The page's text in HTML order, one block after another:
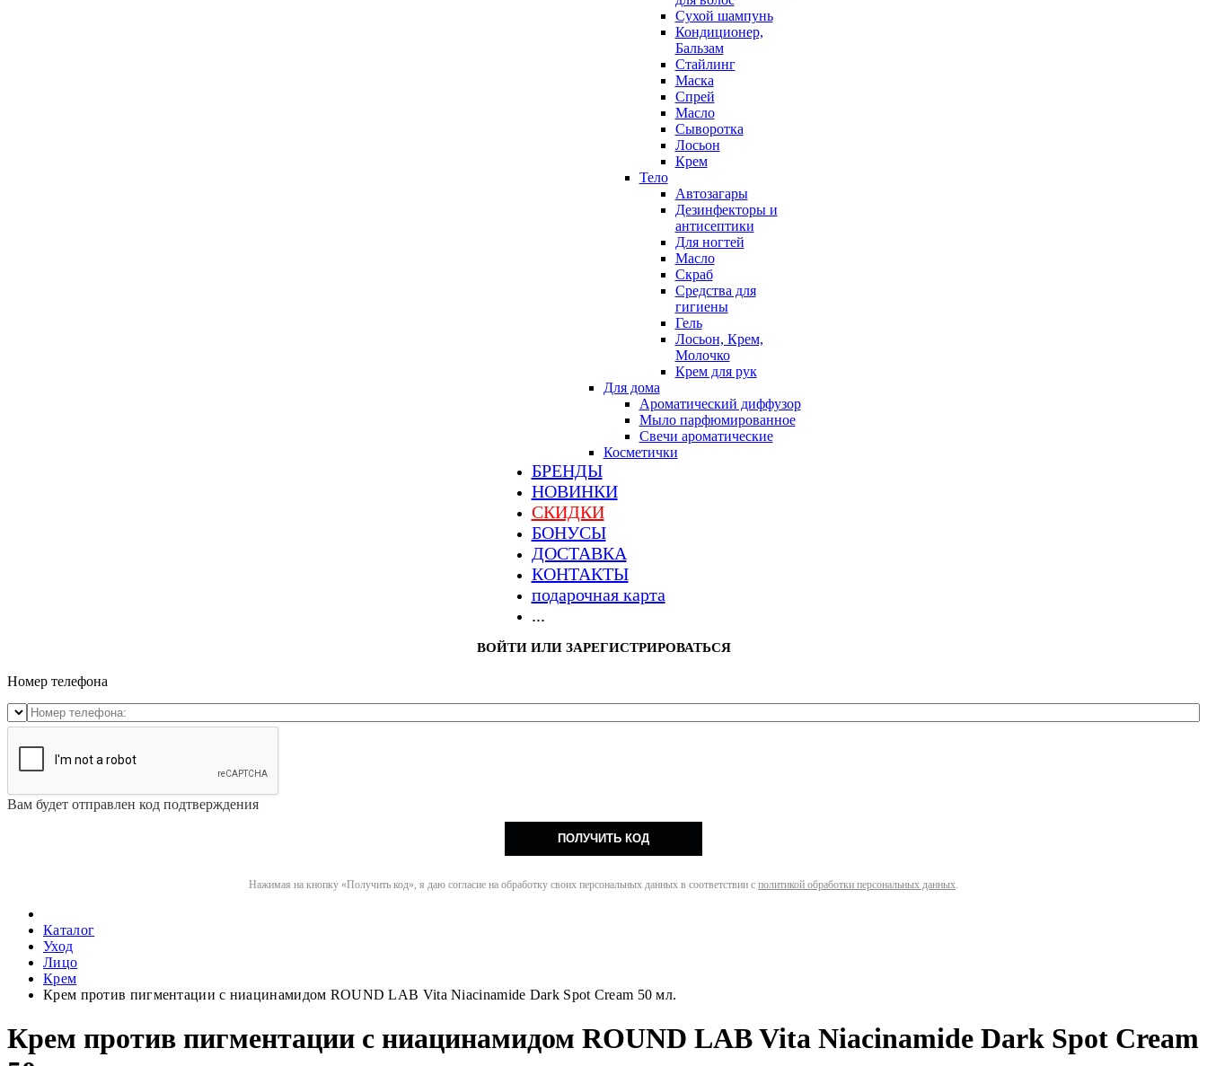
Сухой шампунь
Кондиционер,
Бальзам
Стайлинг
Маска
Спрей
Масло
Сыворотка
Лосьон
Крем
Тело
Автозагары
Дезинфекторы и
антисептики
Для ногтей
Масло
Скраб
Средства для
гигиены
Гель
Лосьон, Крем,
Молочко
Крем для рук
Для дома
Ароматический диффузор
Мыло парфюмированное
Свечи ароматические
Косметички
БРЕНДЫ
НОВИНКИ
СКИДКИ
БОНУСЫ
ДОСТАВКА
КОНТАКТЫ
подарочная карта
...
ВОЙТИ ИЛИ ЗАРЕГИСТРИРОВАТЬСЯ
Номер телефона
Вам будет отправлен код подтверждения
ПОЛУЧИТЬ КОД
Нажимая на кнопку «Получить код», я даю согласие на обработку своих персональных данных в соответствии с политикой обработки персональных данных.
Каталог
Уход
Лицо
Крем
Крем против пигментации с ниацинамидом ROUND LAB Vita Niacinamide Dark Spot Cream 50 мл.
Крем против пигментации с ниацинамидом ROUND LAB Vita Niacinamide Dark Spot Cream